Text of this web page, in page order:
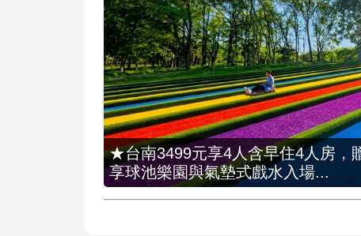
★台南3499元享4人含早住4人房，
享球池樂園與氣墊式戲水入場...